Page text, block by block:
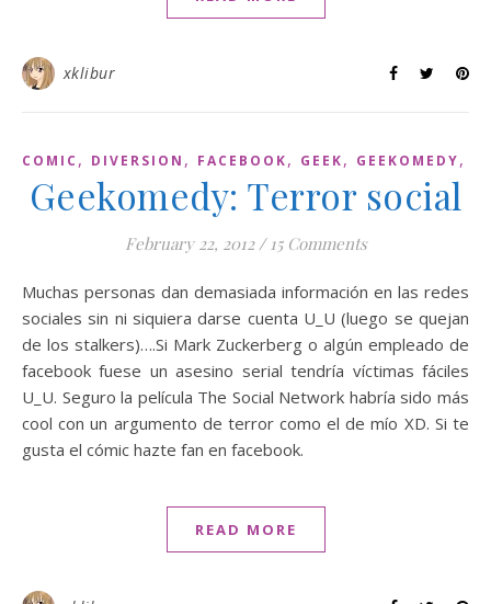
xklibur
COMIC , DIVERSION , FACEBOOK, GEEK, GEEKOMEDY,
Geekomedy: Terror social
February 22, 2012 / 15 Comments
Muchas personas dan demasiada información en las redes
sociales sin ni siquiera darse cuenta U_U (luego se quejan
de los stalkers)….Si Mark Zuckerberg o algún empleado de
facebook fuese un asesino serial tendría víctimas fáciles
U_U. Seguro la película The Social Network habría sido más
cool con un argumento de terror como el de mío XD. Si te
gusta el cómic hazte fan en facebook.
READ MORE